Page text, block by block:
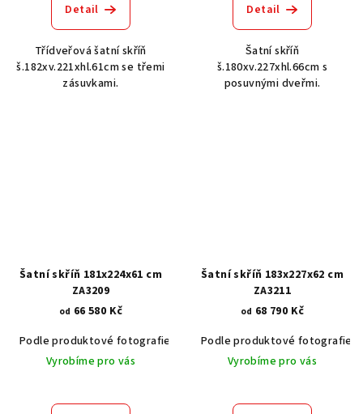
Detail
Třídveřová šatní skříň
š.182xv.221xhl.61cm se třemi
zásuvkami.
Detail
Šatní skříň
š.180xv.227xhl.66cm s
posuvnými dveřmi.
Šatní skříň 181x224x61 cm
ZA3209
od 66 580 Kč
Podle produktové fotografie
Akát vintage BT1551
Dub světlý
Vyrobíme pro vás
Šatní skříň 183x227x62 cm
ZA3211
od 68 790 Kč
Podle produktové fotografie
Vyrobíme pro vás